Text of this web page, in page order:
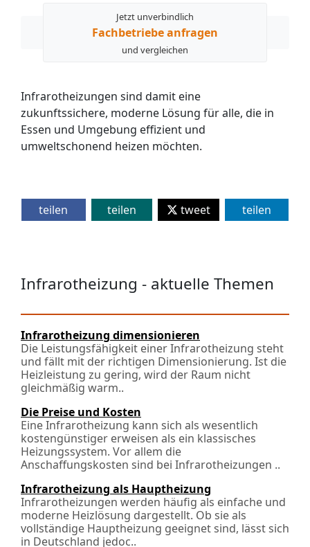
Jetzt unverbindlich
Fachbetriebe anfragen
und vergleichen
Infrarotheizungen sind damit eine
zukunftssichere, moderne Lösung für alle, die in
Essen und Umgebung effizient und
umweltschonend heizen möchten.
teilen teilen tweet teilen
Infrarotheizung - aktuelle Themen
Infrarotheizung dimensionieren
Die Leistungsfähigkeit einer Infrarotheizung steht
und fällt mit der richtigen Dimensionierung. Ist die
Heizleistung zu gering, wird der Raum nicht
gleichmäßig warm..
Die Preise und Kosten
Eine Infrarotheizung kann sich als wesentlich
kostengünstiger erweisen als ein klassisches
Heizungssystem. Vor allem die
Anschaffungskosten sind bei Infrarotheizungen ..
Infrarotheizung als Hauptheizung
Infrarotheizungen werden häufig als einfache und
moderne Heizlösung dargestellt. Ob sie als
vollständige Hauptheizung geeignet sind, lässt sich
in Deutschland jedoc..